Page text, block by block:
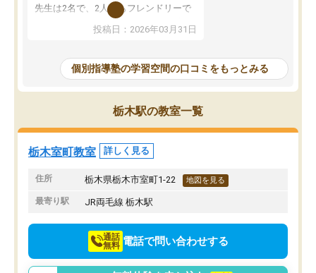
先生は2名で、2人ともフレンドリーで
優しいです！分からないところも質問
しやすく、苦手分野をしっかり克服す
季節ごとの春季・夏季・冬季講習はも
ちろん、受験生専用の特別講習も充実
しています。最後までモチベーション
を維持して頑張れたのは、この塾のお
かげです。自信を持っておすすめでき
る塾です！
投稿日：2026年03月31日
個別指導塾の学習空間の口コミをもっとみる
栃木駅の教室一覧
栃木室町教室 詳しく見る
住所 栃木県栃木市室町1-22 地図を見る
最寄り駅 JR両毛線 栃木駅
通話
無料 電話で問い合わせする